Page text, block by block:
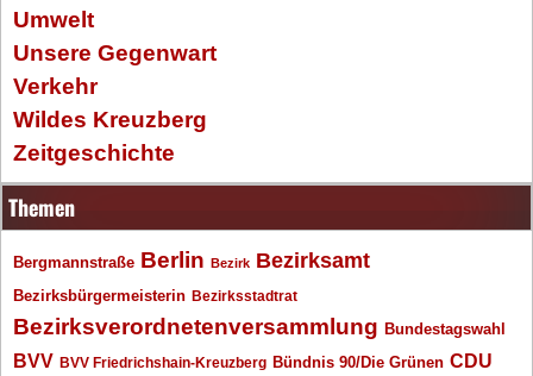
Umwelt
Unsere Gegenwart
Verkehr
Wildes Kreuzberg
Zeitgeschichte
Themen
Bergmannstraße Berlin Bezirk Bezirksamt
Bezirksbürgermeisterin Bezirksstadtrat
Bezirksverordnetenversammlung Bundestagswahl
BVV BVV Friedrichshain-Kreuzberg Bündnis 90/Die Grünen CDU